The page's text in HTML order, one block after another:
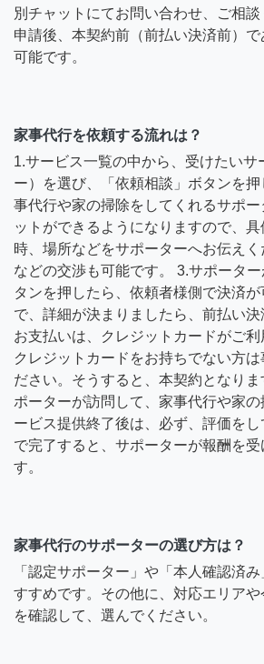
別チャットにてお問い合わせ、ご相
申請後、本契約前（前払い決済前）
可能です。
家事代行を依頼する流れは？
1.サービス一覧の中から、受けたいサ
ー）を選び、「依頼相談」ボタンを
事代行や家の掃除をしてくれるサポ
ットができるようになりますので、
時、場所などをサポーターへお伝え
などの交渉も可能です。 3.サポータ
タンを押したら、依頼者様側で決済
で、詳細が決まりましたら、前払い決
お支払いは、クレジットカードがご利
クレジットカードをお持ちでない方は
ださい。そうすると、本契約となり
ポーターが訪問して、家事代行や家
ービス提供終了後は、必ず、評価をし
で完了すると、サポーターが報酬を受
す。
家事代行のサポーターの選び方は？
「認定サポーター」や「本人確認済
すすめです。その他に、対応エリア
を確認して、選んでください。